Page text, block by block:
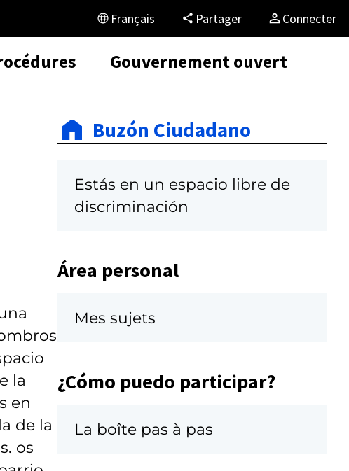
Français Partager Connecter
Gouvernement ouvert
la
en
de la
os
Buzón Ciudadano
Estás en un espacio libre de
discriminación
Área personal
Mes sujets
¿Cómo puedo participar?
La boîte pas à pas